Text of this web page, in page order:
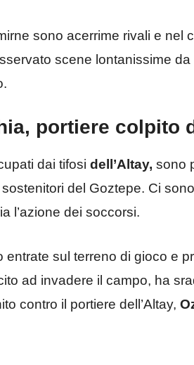
sono acerrime rivali e nel
scene lontanissime
portiere colpito
dai tifosi dell’Altay, sono
del Goztepe. Ci
l’azione dei soccorsi.
entrate sul terreno di gioco e
ad invadere il campo, ha
contro il portiere dell’Altay,